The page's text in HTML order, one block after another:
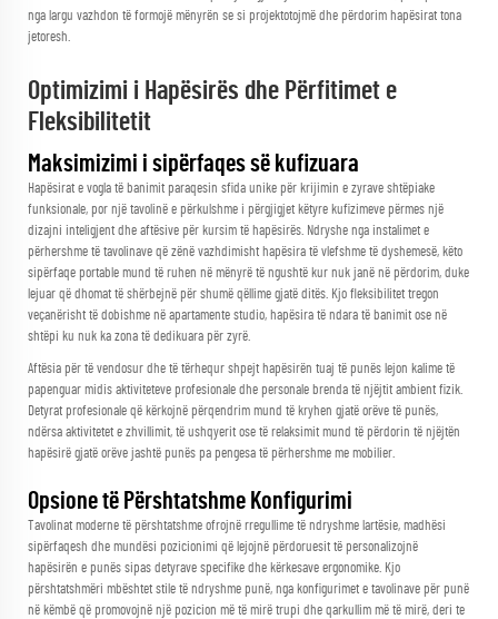
nga largu vazhdon të formojë mënyrën se si projektotojmë dhe përdorim hapësirat tona
jetoresh.
Optimizimi i Hapësirës dhe Përfitimet e
Fleksibilitetit
Maksimizimi i sipërfaqes së kufizuara
Hapësirat e vogla të banimit paraqesin sfida unike për krijimin e zyrave shtëpiake
funksionale, por një tavolinë e përkulshme i përgjigjet këtyre kufizimeve përmes një
dizajni inteligjent dhe aftësive për kursim të hapësirës. Ndryshe nga instalimet e
përhershme të tavolinave që zënë vazhdimisht hapësira të vlefshme të dyshemesë, këto
sipërfaqe portable mund të ruhen në mënyrë të ngushtë kur nuk janë në përdorim, duke
lejuar që dhomat të shërbejnë për shumë qëllime gjatë ditës. Kjo fleksibilitet tregon
veçanërisht të dobishme në apartamente studio, hapësira të ndara të banimit ose në
shtëpi ku nuk ka zona të dedikuara për zyrë.
Aftësia për të vendosur dhe të tërhequr shpejt hapësirën tuaj të punës lejon kalime të
papenguar midis aktiviteteve profesionale dhe personale brenda të njëjtit ambient fizik.
Detyrat profesionale që kërkojnë përqendrim mund të kryhen gjatë orëve të punës,
ndërsa aktivitetet e zhvillimit, të ushqyerit ose të relaksimit mund të përdorin të njëjtën
hapësirë gjatë orëve jashtë punës pa pengesa të përhershme me mobilier.
Opsione të Përshtatshme Konfigurimi
Tavolinat moderne të përshtatshme ofrojnë rregullime të ndryshme lartësie, madhësi
sipërfaqesh dhe mundësi pozicionimi që lejojnë përdoruesit të personalizojnë
hapësirën e punës sipas detyrave specifike dhe kërkesave ergonomike. Kjo
përshtatshmëri mbështet stile të ndryshme punë, nga konfigurimet e tavolinave për punë
në këmbë që promovojnë një pozicion më të mirë trupi dhe qarkullim më të mirë, deri te